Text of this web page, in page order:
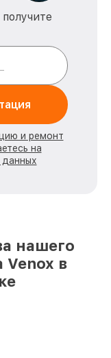
и ремонт
на
данных
нашего
Venox в